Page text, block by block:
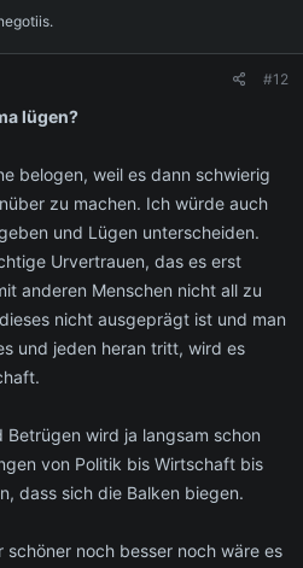
#12
lügen?
belogen, weil es dann schwierig
zu machen. Ich würde auch
und Lügen unterscheiden.
Urvertrauen, das es erst
anderen Menschen nicht all zu
nicht ausgeprägt ist und man
und jeden heran tritt, wird es
Betrügen wird ja langsam schon
von Politik bis Wirtschaft bis
dass sich die Balken biegen.
noch besser noch wäre es